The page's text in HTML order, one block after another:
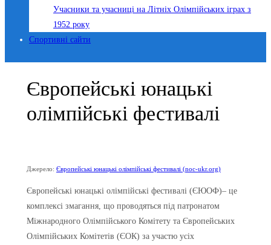
Учасники та учасниці на Літніх Олімпійських іграх з
1952 року
Спортивні сайти
Європейські юнацькі
олімпійські фестивалі
Джерело: Європейські юнацькі олімпійські фестивалі (noc-ukr.org)
Європейські юнацькі олімпійські фестивалі (ЄЮОФ)– це
комплексі змагання, що проводяться під патронатом
Міжнародного Олімпійського Комітету та Європейських
Олімпійських Комітетів (ЄОК) за участю усіх